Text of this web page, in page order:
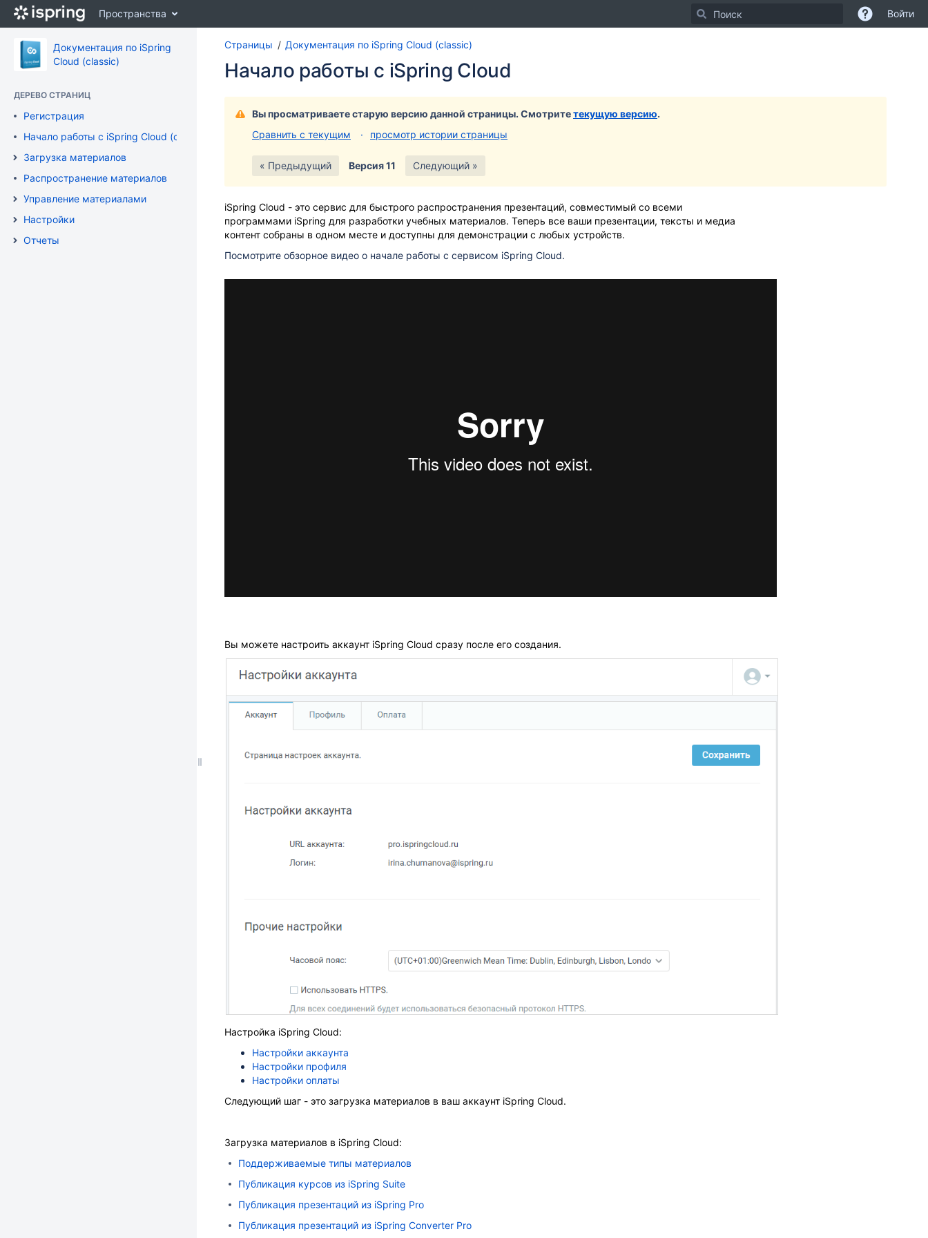
Перейти
содержимому
assistive.skiplink.to.breadcrumbs
assistive.skiplink.to.quick.search
Пространства Войти
Документация по iSpring
Cloud (classic)
ДЕРЕВО СТРАНИЦ
Регистрация
Начало работы с iSpring Cloud (classic)
Загрузка материалов
Распространение материалов
Управление материалами
Настройки
Отчеты
Страницы Документация по iSpring Cloud (classic)
концу
баннера
началу
баннера
Начало работы с iSpring Cloud
Вы просматриваете старую версию данной страницы. Смотритетекущую версию.
Сравнить с текущим
просмотр истории страницы
« Предыдущий Версия 11 Следующий »
iSpring Cloud - это сервис для быстрого распространения презентаций, совместимый со всеми
программами iSpring для разработки учебных материалов. Теперь все ваши презентации, тексты и медиа
контент собраны в одном месте и доступны для демонстрации с любых устройств.
Посмотрите обзорное видео о начале работы с сервисом iSpring Cloud.
Вы можете настроить аккаунт iSpring Cloud сразу после его создания.
Настройка iSpring Cloud:
Настройки аккаунта
Настройки профиля
Настройки оплаты
Следующий шаг - это загрузка материалов в ваш аккаунт iSpring Cloud.
Загрузка материалов в iSpring Cloud:
Поддерживаемые типы материалов
Публикация курсов из iSpring Suite
Публикация презентаций из iSpring Pro
Публикация презентаций из iSpring Converter Pro